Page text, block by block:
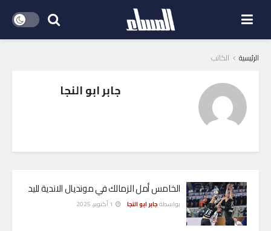
الرئيسية الكاتب
جابر ابو النجا
الخامس أمل الزمالك في مونديال الاندية لليد
بواسطةجابر ابو النجا